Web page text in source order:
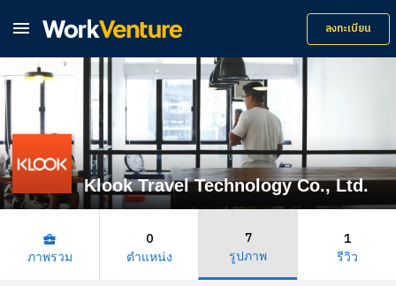
 ลงทะเบียน
Klook Travel Technology Co., Ltd.
business_center
ภาพรวม
0
ตำแหน่ง
7
รูปภาพ
1
รีวิว